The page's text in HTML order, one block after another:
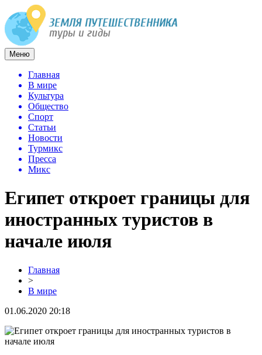
Меню
Главная
В мире
Культура
Общество
Спорт
Статьи
Новости
Турмикс
Пресса
Микс
Египет откроет границы для
иностранных туристов в
начале июля
Главная
>
В мире
01.06.2020 20:18